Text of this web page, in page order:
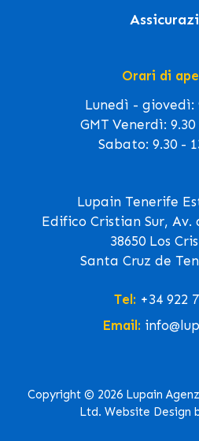
Orari di
Lunedì - giovedì:
GMT Venerdì: 9.30
Sabato: 9.30 -
Lupain Tenerife
Edifico Cristian Sur, Av.
38650 Los
Santa Cruz de
Tel: +34 922
Email:
Copyright © 2026 Lupain
Ltd. Website Design